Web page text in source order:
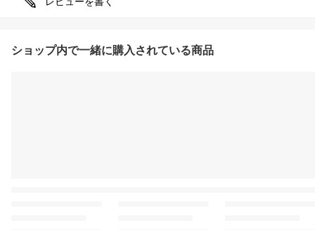
ショップ内で一緒に購入されている商品